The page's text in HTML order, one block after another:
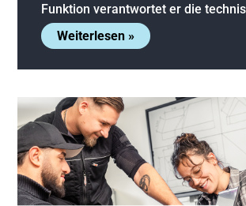
Funktion verantwortet er die
Weiterlesen »